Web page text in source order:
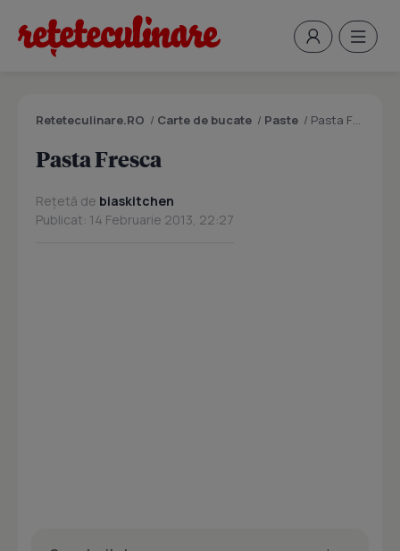
Reteteculinare.RO / Carte de bucate / Paste / Pasta Fresca
Pasta Fresca
Rețetă de biaskitchen
Publicat: 14 Februarie 2013, 22:27